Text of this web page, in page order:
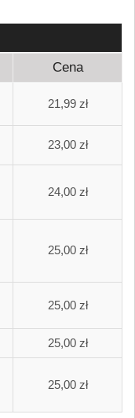
Cena
21,99 zł
23,00 zł
24,00 zł
25,00 zł
25,00 zł
25,00 zł
25,00 zł